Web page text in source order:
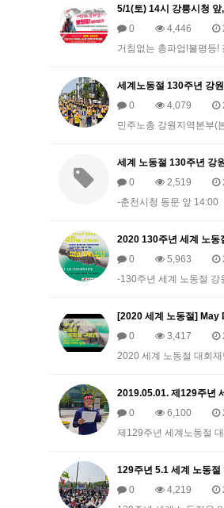
5/1(토) 14시 강릉시청
0
4,446
거침없는 총파업!불평등
세계노동절 130주년 강
0
4,079
민주노총 강원지역본부(
세계 노동절 130주년 강
0
2,519
-춘천시청 동문 앞 14:00
2020 130주년 세계 노동
0
5,963
-130주년 세계 노동절 강
[2020 세계 노동절] May
0
3,417
2020 세계 노동절 대회
2019.05.01. 제129주년
0
6,100
제129주년 세계노동절
129주년 5.1 세계 노동절
0
4,219